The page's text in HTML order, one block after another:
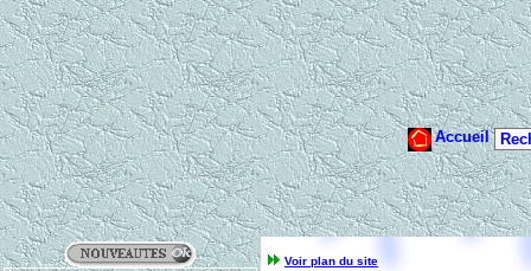
Voir plan du site